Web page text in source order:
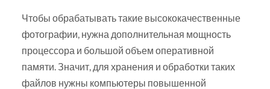
Чтобы обрабатывать такие высококачественные
фотографии, нужна дополнительная мощность
процессора и большой объем оперативной
памяти. Значит, для хранения и обработки таких
файлов нужны компьютеры повышенной